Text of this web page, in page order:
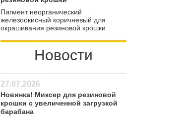
Пигмент неорганический
железоокисный коричневый для
окрашивания резиновой крошки
Новости
27.07.2026
Новинка! Миксер для резиновой
крошки с увеличенной загрузкой
барабана